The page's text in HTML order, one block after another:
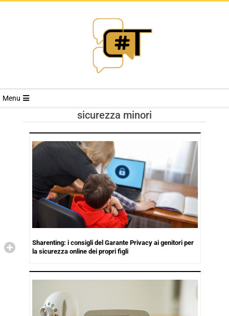
RIVISTA
TRENDS
Menu
sicurezza minori
Sharenting: i consigli del Garante Privacy ai genitori per
la sicurezza online dei propri figli